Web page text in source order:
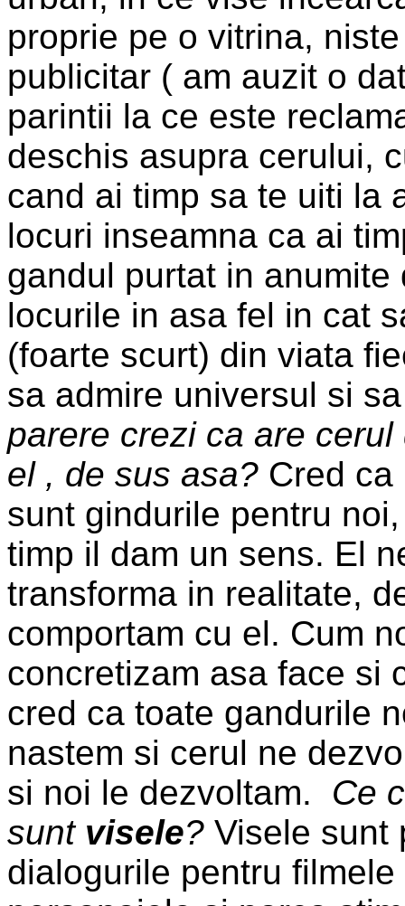
proprie pe o vitrina,
publicitar ( am auzit o
parintii la ce este
deschis asupra cerului,
cand ai timp sa te uiti la
locuri inseamna ca ai
gandul purtat in
locurile in asa fel in cat
(foarte scurt) din viata
sa admire universul si
parere crezi ca are
el , de sus asa? Cred ca
sunt gindurile pentru
timp il dam un sens. El
transforma in realitate,
comportam cu el. Cum
concretizam asa face si
cred ca toate gandurile
nastem si cerul ne
si noi le dezvoltam.
Ce
sunt visele? Visele sunt
dialogurile pentru